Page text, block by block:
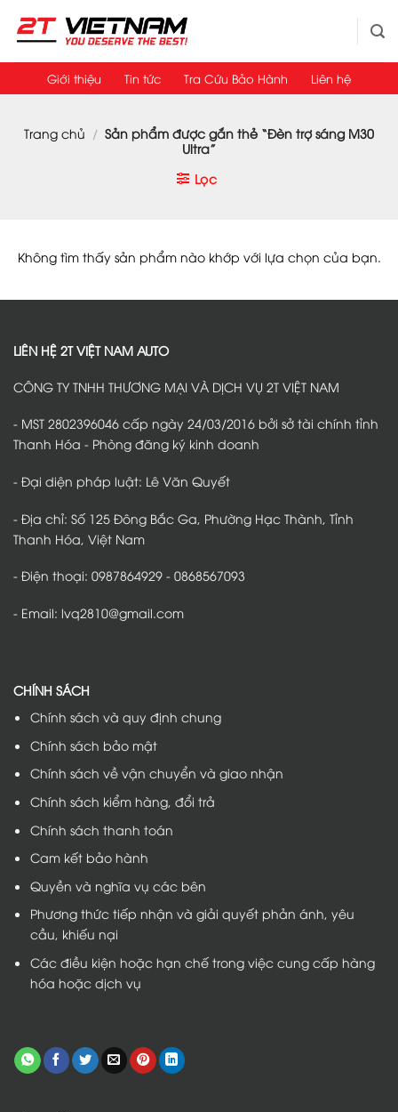
qua
Giới thiệu Tin tức Tra Cứu Bảo Hành Liên hệ
Trang chủ / Sản phẩm được gắn thẻ “Đèn trợ sáng M30
Ultra”
Lọc
Không tìm thấy sản phẩm nào khớp với lựa chọn của bạn.
LIÊN HỆ 2T VIỆT NAM AUTO
CÔNG TY TNHH THƯƠNG MẠI VÀ DỊCH VỤ 2T VIỆT NAM
- MST 2802396046 cấp ngày 24/03/2016 bởi sở tài chính tỉnh
Thanh Hóa - Phòng đăng ký kinh doanh
- Đại diện pháp luật: Lê Văn Quyết
- Địa chỉ: Số 125 Đông Bắc Ga, Phường Hạc Thành, Tỉnh
Thanh Hóa, Việt Nam
- Điện thoại: 0987864929 - 0868567093
- Email: lvq2810@gmail.com
CHÍNH SÁCH
Chính sách và quy định chung
Chính sách bảo mật
Chính sách về vận chuyển và giao nhận
Chính sách kiểm hàng, đổi trả
Chính sách thanh toán
Cam kết bảo hành
Quyền và nghĩa vụ các bên
Phương thức tiếp nhận và giải quyết phản ánh, yêu
cầu, khiếu nại
Các điều kiện hoặc hạn chế trong việc cung cấp hàng
hóa hoặc dịch vụ